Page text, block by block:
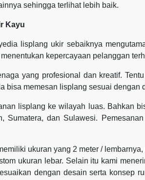
sehingga terlihat lebih baik.
Kayu
lisplang ukir sebaiknya
kepercayaan pelanggan
yang profesional dan kreatif.
bisa memesan lisplang sesuai dengan
lisplang ke wilayah luas. Bahkan
Sumatera, dan Sulawesi.
ukuran yang 2 meter /
ukuran lebar. Selain itu kami
dengan desain serta konsep